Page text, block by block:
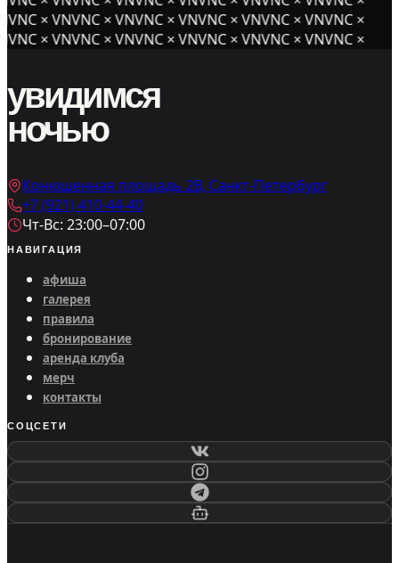
× VNVNC × VNVNC × VNVNC × VNVNC × VNVNC ×
× VNVNC × VNVNC × VNVNC × VNVNC × VNVNC ×
увидимся
ночью
Конюшенная площадь 2В, Санкт-Петербург
+7 (921) 410-44-40
Чт-Вс: 23:00–07:00
НАВИГАЦИЯ
афиша
галерея
правила
бронирование
аренда клуба
мерч
контакты
СОЦСЕТИ